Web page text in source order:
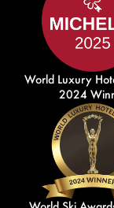
World Luxury
2024